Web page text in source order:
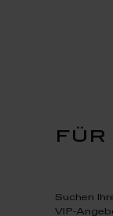
für
Suchen